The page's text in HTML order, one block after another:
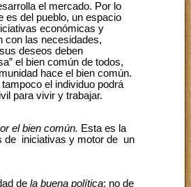
el mercado. Por lo
es del pueblo, un espacio
económicas y
con las necesidades,
deseos deben
el bien común de todos,
hace el bien común.
el individuo podrá
para vivir y trabajar.
el bien común. Esta es la
de iniciativas y motor de un
de la buena política; no de